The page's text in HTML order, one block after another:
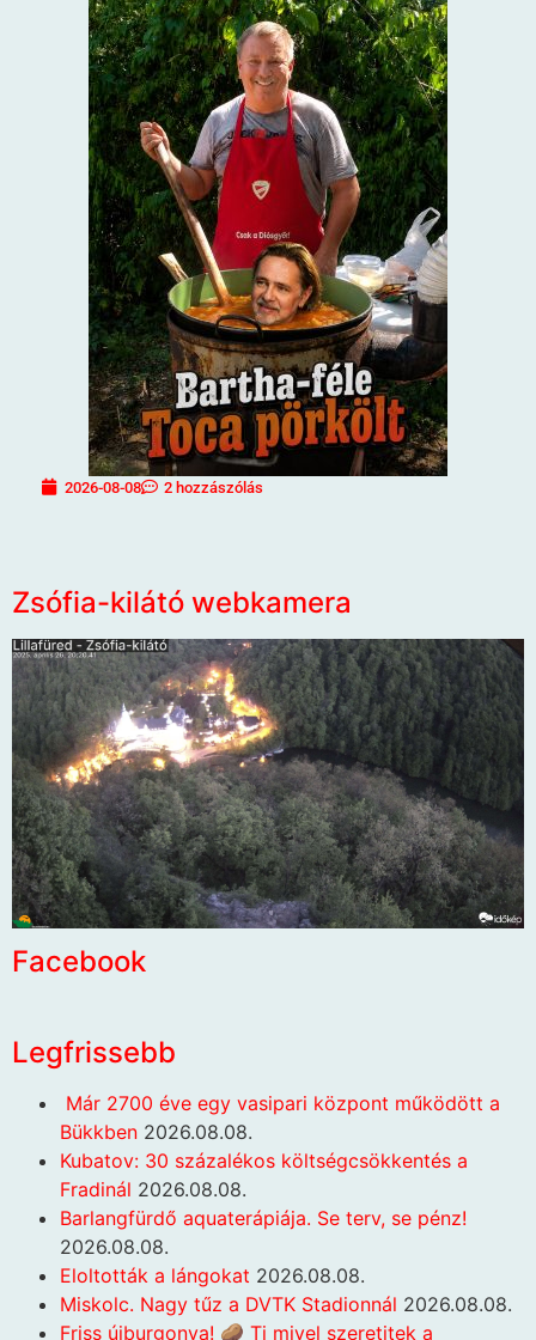
2026-08-08 2 hozzászólás
Zsófia-kilátó webkamera
Facebook
Legfrissebb
Már 2700 éve egy vasipari központ működött a
Bükkben 2026.08.08.
Kubatov: 30 százalékos költségcsökkentés a
Fradinál 2026.08.08.
Barlangfürdő aquaterápiája. Se terv, se pénz!
2026.08.08.
Eloltották a lángokat 2026.08.08.
Miskolc. Nagy tűz a DVTK Stadionnál 2026.08.08.
Friss újburgonya! 🥔 Ti mivel szeretitek a